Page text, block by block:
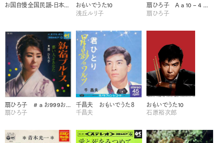
お国自慢全国民謡-日本の音景色-
おもいでうた10
浅丘ルリ子
扇ひろ子 A a 10 – 4 扇ひろ子 任侠演歌
扇ひろ子
扇ひろ子 # a お999お おもいでうた12
扇ひろ子
千昌夫 おもいでうた８
千昌夫
おもいでうた10
石原裕次郎